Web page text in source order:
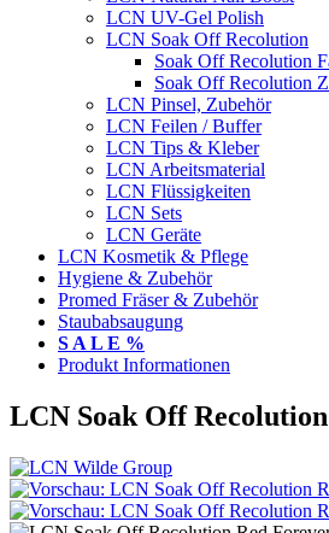
LCN UV-Gel Polish
LCN Soak Off Recolution
Soak Off Recolution
Soak Off Recolution
LCN Pinsel, Zubehör
LCN Feilen / Buffer
LCN Tips & Kleber
LCN Arbeitsmaterial
LCN Flüssigkeiten
LCN Sets
LCN Geräte
LCN Kosmetik & Pflege
Hygiene & Zubehör
Promed Fräser & Zubehör
Staubabsaugung
S A L E %
Produkt Informationen
LCN Soak Off